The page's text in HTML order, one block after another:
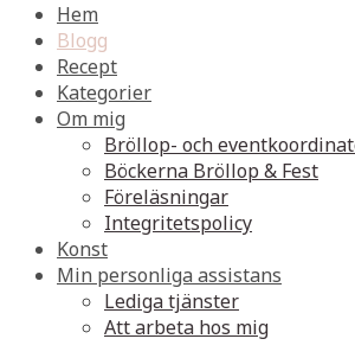
Hem
Blogg
Recept
Kategorier
Om mig
Bröllop- och
Böckerna Bröllop & Fest
Föreläsningar
Integritetspolicy
Konst
Min personliga assistans
Lediga tjänster
Att arbeta hos mig